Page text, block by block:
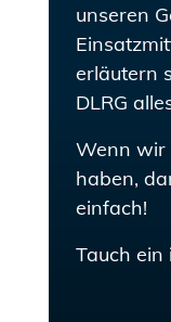
unseren
erläutern
DLRG
Wenn wir
haben,
einfach!
Tauch ein